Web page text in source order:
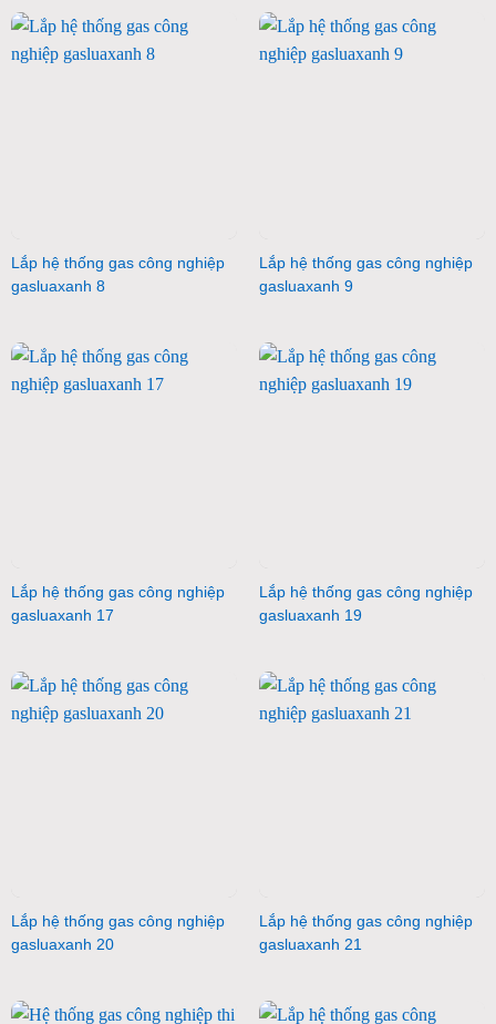
Lắp hệ thống gas công nghiệp
gasluaxanh 8
Lắp hệ thống gas công nghiệp
gasluaxanh 9
Lắp hệ thống gas công nghiệp
gasluaxanh 17
Lắp hệ thống gas công nghiệp
gasluaxanh 19
Lắp hệ thống gas công nghiệp
gasluaxanh 20
Lắp hệ thống gas công nghiệp
gasluaxanh 21